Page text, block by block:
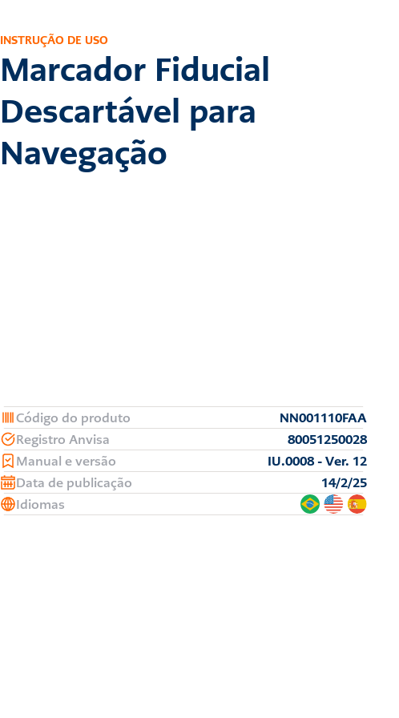
INSTRUÇÃO DE USO
Marcador Fiducial
Descartável para
Navegação
Código do produto
NN001110FAA
Registro Anvisa
80051250028
Manual e versão
IU.0008 - Ver. 12
Data de publicação
14/2/25
Idiomas